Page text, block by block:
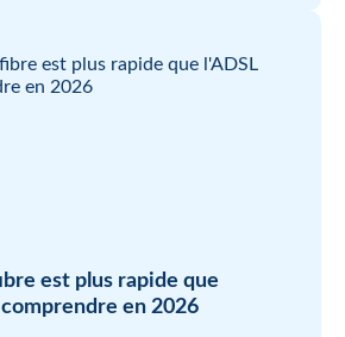
est plus rapide que
en 2026